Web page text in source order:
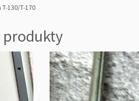
130/T-170
produkty